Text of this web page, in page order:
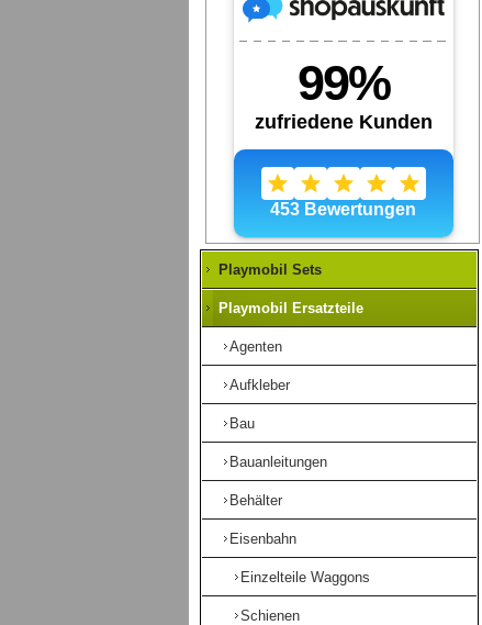
Playmobil Sets
Playmobil Ersatzteile
Agenten
Aufkleber
Bau
Bauanleitungen
Behälter
Eisenbahn
Einzelteile Waggons
Schienen